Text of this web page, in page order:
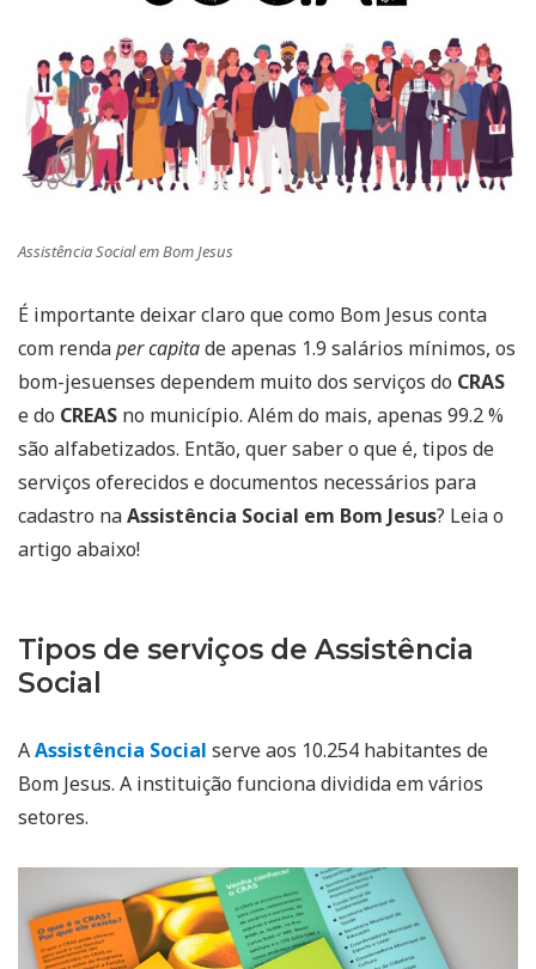
Assistência Social em Bom Jesus
É importante deixar claro que como Bom Jesus conta
com rendaper capitade apenas 1.9 salários mínimos, os
bom-jesuenses dependem muito dos serviços do CRAS
e do CREAS no município. Além do mais, apenas 99.2 %
são alfabetizados. Então, quer saber o que é, tipos de
serviços oferecidos e documentos necessários para
cadastro naAssistência Social em Bom Jesus? Leia o
artigo abaixo!
Tipos de serviços de Assistência
Social
AAssistência Social serve aos 10.254 habitantes de
Bom Jesus. A instituição funciona dividida em vários
setores.